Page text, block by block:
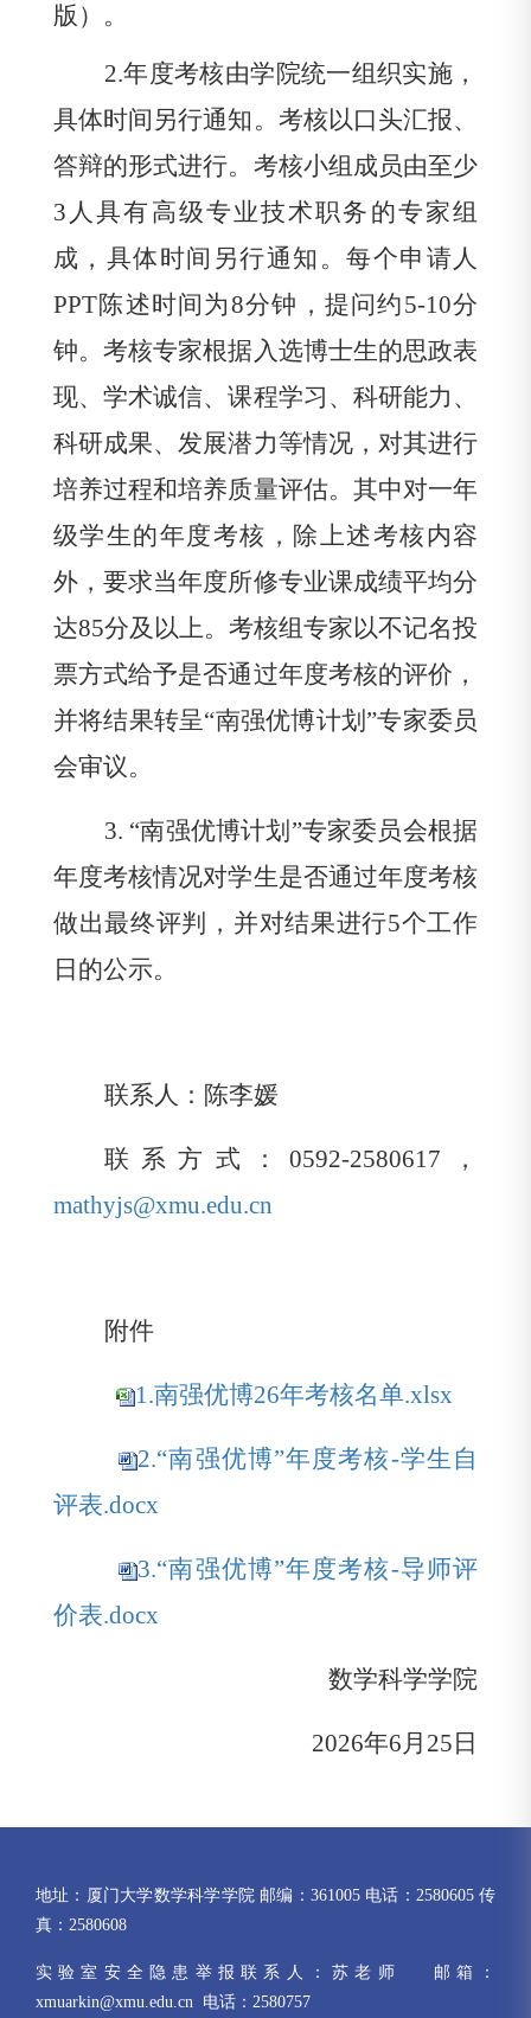
版）。
2.年度考核由学院统一组织实施，
具体时间另行通知。考核以口头汇报、
答辩的形式进行。考核小组成员由至少
3 人具有高级专业技术职务的专家组
成 ，具体时间另行通知。每个申请人
PPT陈述时间为8分钟，提问约5-10分
钟。考核专家根据入选博士生的思政表
现、学术诚信、课程学习、科研能力、
科研成果、发展潜力等情况，对其进行
培养过程和培养质量评估。其中对一年
级学生的年度考核，除上述考核内容
外，要求当年度所修专业课成绩平均分
达85分及以上。考核组专家以不记名投
票方式给予是否通过年度考核的评价，
并将结果转呈“南强优博计划”专家委员
会审议。
3. “南强优博计划”专家委员会根据
年度考核情况对学生是否通过年度考核
做出最终评判，并对结果进行5个工作
日的公示。
联系人：陈李媛
联系方式： 0592-2580617 ，
mathyjs@xmu.edu.cn
附件
1.南强优博26年考核名单.xlsx
2.“南强优博”年度考核-学生自
评表.docx
3.“南强优博”年度考核-导师评
价表.docx
数学科学学院
2026年6月 25 日
地址：厦门大学数学科学学院 邮编：361005 电话：2580605 传
真：2580608
实验室安全隐患举报联系人：苏老师 邮箱：
xmuarkin@xmu.edu.cn 电话：2580757